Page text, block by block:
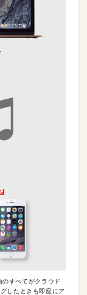
すべてがクラウド
したときも即座にア